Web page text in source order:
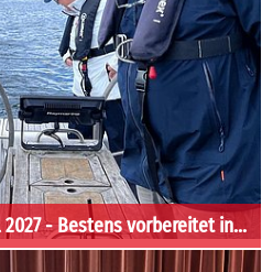
Skipper-Trainings im April 2027 - Bestens vorbereitet in die Saison!